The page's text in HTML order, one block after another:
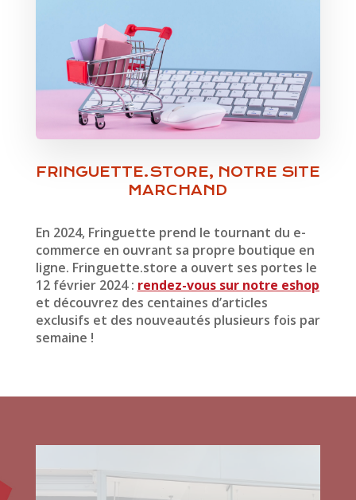
consectetur adipisicing elit, sed do
eiusmod tempor incididunt ut
labore et dolore magna aliqua.
FRINGUETTE.STORE, NOTRE SITE
MARCHAND
En 2024, Fringuette prend le tournant du e-
commerce en ouvrant sa propre boutique en
ligne. Fringuette.store a ouvert ses portes le
12 février 2024 : rendez-vous sur notre eshop
et découvrez des centaines d’articles
exclusifs et des nouveautés plusieurs fois par
semaine !